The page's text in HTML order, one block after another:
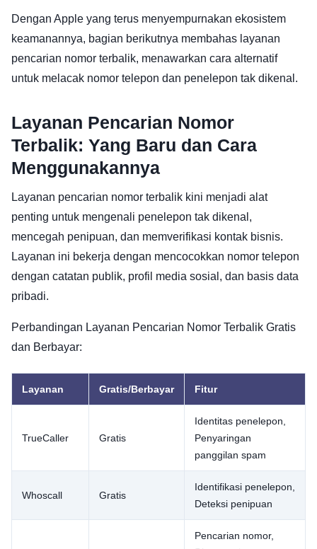
Dengan Apple yang terus menyempurnakan ekosistem
keamanannya, bagian berikutnya membahas layanan
pencarian nomor terbalik, menawarkan cara alternatif
untuk melacak nomor telepon dan penelepon tak dikenal.
Layanan Pencarian Nomor
Terbalik: Yang Baru dan Cara
Menggunakannya
Layanan pencarian nomor terbalik kini menjadi alat
penting untuk mengenali penelepon tak dikenal,
mencegah penipuan, dan memverifikasi kontak bisnis.
Layanan ini bekerja dengan mencocokkan nomor telepon
dengan catatan publik, profil media sosial, dan basis data
pribadi.
Perbandingan Layanan Pencarian Nomor Terbalik Gratis
dan Berbayar:
Layanan Gratis/Berbayar Fitur
TrueCaller Gratis
Identitas penelepon,
Penyaringan
panggilan spam
Whoscall Gratis
Identifikasi penelepon,
Deteksi penipuan
Pencarian nomor,